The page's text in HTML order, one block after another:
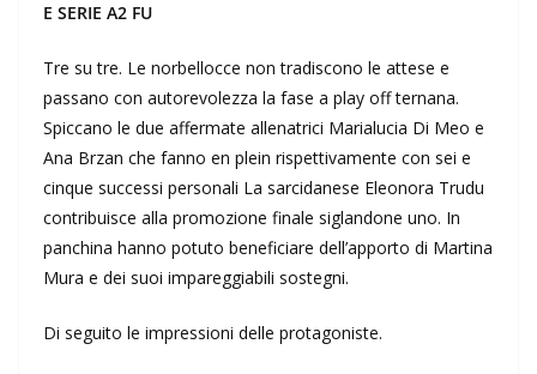
E SERIE A2 FU
Tre su tre. Le norbellocce non tradiscono le attese e
passano con autorevolezza la fase a play off ternana.
Spiccano le due affermate allenatrici Marialucia Di Meo e
Ana Brzan che fanno en plein rispettivamente con sei e
cinque successi personali La sarcidanese Eleonora Trudu
contribuisce alla promozione finale siglandone uno. In
panchina hanno potuto beneficiare dell’apporto di Martina
Mura e dei suoi impareggiabili sostegni.
Di seguito le impressioni delle protagoniste.